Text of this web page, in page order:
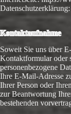
Datenschutzerklärung:
Kontaktaufnahme
Soweit Sie uns über
Kontaktformular oder
personenbezogene
Ihre E-Mail-Adresse
Ihrer Person oder
zur Beantwortung
bestehenden